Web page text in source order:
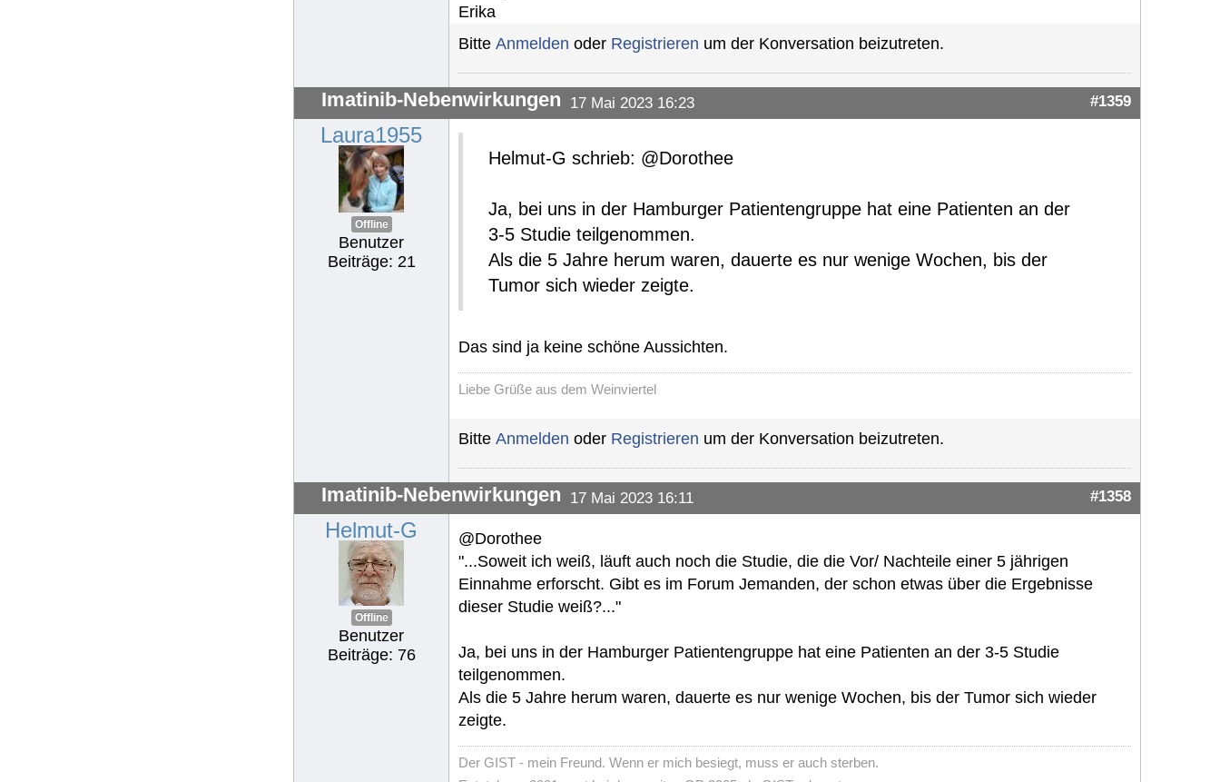
Erika
Bitte Anmelden oder Registrieren um der Konversation beizutreten.
Imatinib-Nebenwirkungen 17 Mai 2023 16:23 #1359
Laura1955
Offline
Benutzer
Beiträge: 21
Helmut-G schrieb: @Dorothee
Ja, bei uns in der Hamburger Patientengruppe hat eine Patienten an der
3-5 Studie teilgenommen.
Als die 5 Jahre herum waren, dauerte es nur wenige Wochen, bis der
Tumor sich wieder zeigte.
Das sind ja keine schöne Aussichten.
Liebe Grüße aus dem Weinviertel
Bitte Anmelden oder Registrieren um der Konversation beizutreten.
Imatinib-Nebenwirkungen 17 Mai 2023 16:11 #1358
Helmut-G
Offline
Benutzer
Beiträge: 76
@Dorothee
"...Soweit ich weiß, läuft auch noch die Studie, die die Vor/ Nachteile einer 5 jährigen
Einnahme erforscht. Gibt es im Forum Jemanden, der schon etwas über die Ergebnisse
dieser Studie weiß?..."
Ja, bei uns in der Hamburger Patientengruppe hat eine Patienten an der 3-5 Studie
teilgenommen.
Als die 5 Jahre herum waren, dauerte es nur wenige Wochen, bis der Tumor sich wieder
zeigte.
Der GIST - mein Freund. Wenn er mich besiegt, muss er auch sterben.